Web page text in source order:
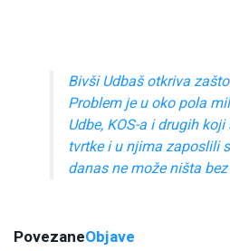
Bivši Udbaš otkriva
Problem je u oko pola
Udbe, KOS-a i drugih
tvrtke i u njima zaposlili
danas ne može ništa
PovezaneObjave